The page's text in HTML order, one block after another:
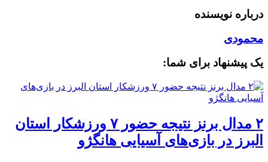
درباره نویسنده
محمودی
یک پیشنهاد برای شما:
۲ مدال برنز نتیجه حضور ۷ ورزشکار استان
البرز در بازی‌های آسیایی هانگژو